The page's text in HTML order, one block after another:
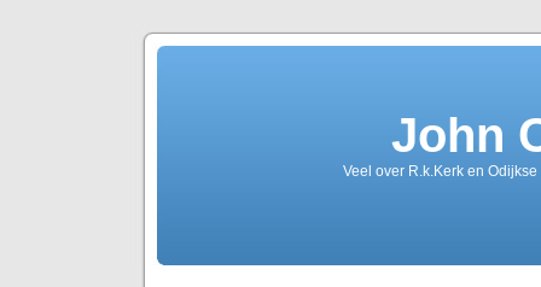
John
Veel over R.k.Kerk en